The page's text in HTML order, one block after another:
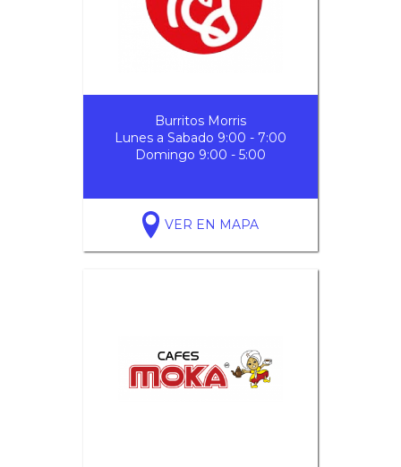
Burritos Morris
Lunes a Sabado 9:00 - 7:00
Domingo 9:00 - 5:00
VER EN MAPA